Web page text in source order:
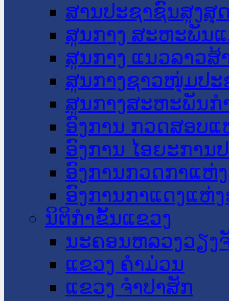
ສານປະຊາຊົນສູງສຸ
ສູນກາງ ສະຫະພັນ
ສູນກາງ ແນວລາວສ້
ສູນກາງຊາວໜຸ່ມປະ
ສູນກາງສະຫະພັນກ
ອົງການ ກວດສອບແ
ອົງການ ໄອຍະການ
ອົງການກວດກາແຫ່
ອົງການກາແດງແຫ່
ນິຕິກໍາຂັ້ນແຂວງ
ນະ​ຄອນ​ຫລວງວຽງ
ແຂວງ ຄໍາມ່ວນ
ແຂວງ ຈໍາປາສັກ